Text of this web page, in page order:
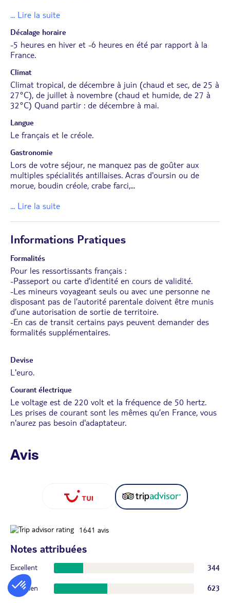
... Lire la suite
Décalage horaire
-5 heures en hiver et -6 heures en été par rapport à la
France.
Climat
Climat tropical, de décembre à juin (chaud et sec, de 25 à
27°C), de juillet à novembre (chaud et humide, de 27 à
32°C) Quand partir : de décembre à mai.
Langue
Le français et le créole.
Gastronomie
Lors de votre séjour, ne manquez pas de goûter aux
multiples spécialités antillaises. Acras d'oursin ou de
morue, boudin créole, crabe farci,...
... Lire la suite
Informations Pratiques
Formalités
Pour les ressortissants français :
-Passeport ou carte d’identité en cours de validité.
-Les mineurs voyageant seuls ou avec une personne ne
disposant pas de l’autorité parentale doivent être munis
d’une autorisation de sortie de territoire.
-En cas de transit certains pays peuvent demander des
formalités supplémentaires.
Devise
L'euro.
Courant électrique
Le voltage est de 220 volt et la fréquence de 50 hertz.
Les prises de courant sont les mêmes qu’en France, vous
n'aurez pas besoin d'adaptateur.
Avis
1641 avis
Notes attribuées
Excellent 344
Très bien 623